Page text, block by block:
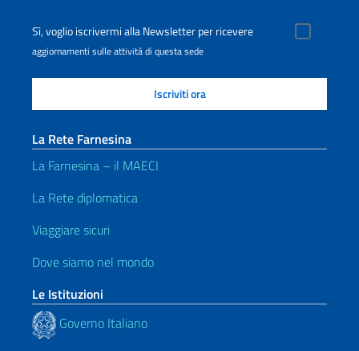
Sì, voglio iscrivermi alla Newsletter per ricevere
aggiornamenti sulle attività di questa sede
La Rete Farnesina
La Farnesina – il MAECI
La Rete diplomatica
Viaggiare sicuri
Dove siamo nel mondo
Le Istituzioni
Governo Italiano